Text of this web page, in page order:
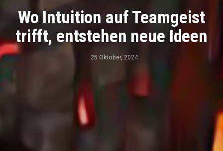
Wo Intuition auf Teamgeist
trifft, entstehen neue Ideen
25 Oktober, 2024